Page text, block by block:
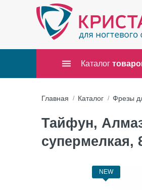
Каталог
Главная Каталог Фрезы
Тайфун,
супермелкая,
NEW